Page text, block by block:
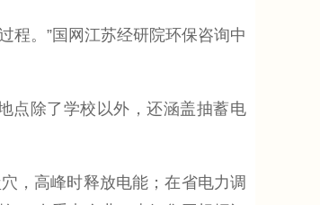
程。”国网江苏经研院环保咨询中
点除了学校以外，还涵盖抽蓄电
，高峰时释放电能；在省电力调